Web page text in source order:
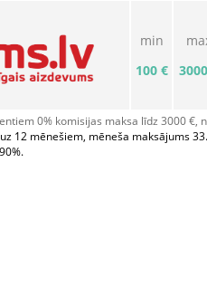
min
100 €
0% komisijas maksa līdz 3000 €,
12 mēnešiem, mēneša maksājums